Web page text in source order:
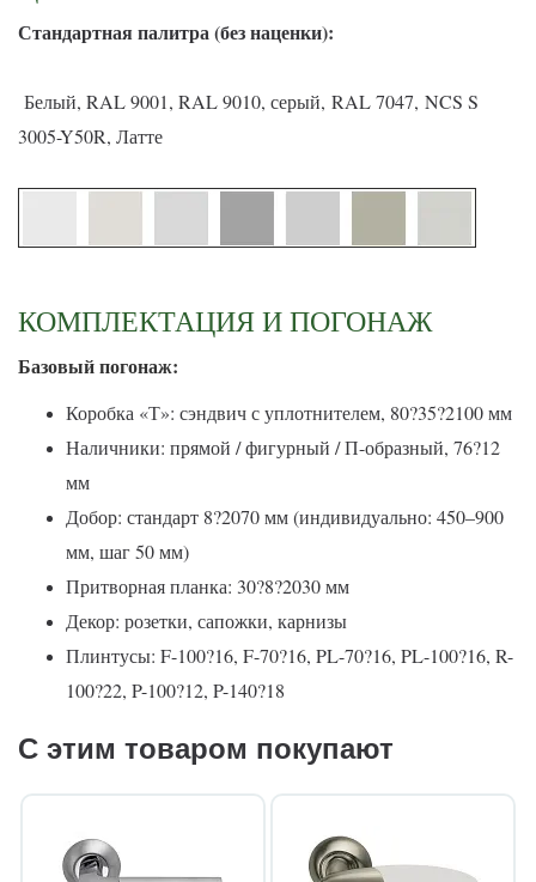
Стандартная палитра (без наценки):
Белый, RAL 9001, RAL 9010, серый, RAL 7047, NCS S
3005-Y50R, Латте
КОМПЛЕКТАЦИЯ И ПОГОНАЖ
Базовый погонаж:
Коробка «Т»: сэндвич с уплотнителем, 80?35?2100 мм
Наличники: прямой / фигурный / П-образный, 76?12
мм
Добор: стандарт 8?2070 мм (индивидуально: 450–900
мм, шаг 50 мм)
Притворная планка: 30?8?2030 мм
Декор: розетки, сапожки, карнизы
Плинтусы: F-100?16, F-70?16, PL-70?16, PL-100?16, R-
100?22, P-100?12, P-140?18
С этим товаром покупают